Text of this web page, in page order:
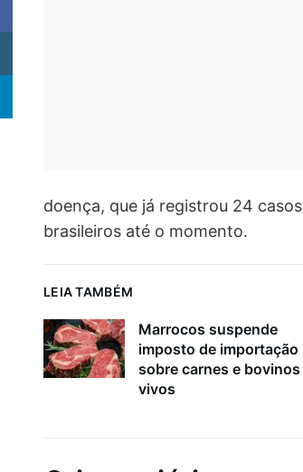
doença, que já registrou 24
brasileiros até o momento.
LEIA TAMBÉM
Marrocos suspende
imposto de importação
sobre carnes e bovinos
vivos